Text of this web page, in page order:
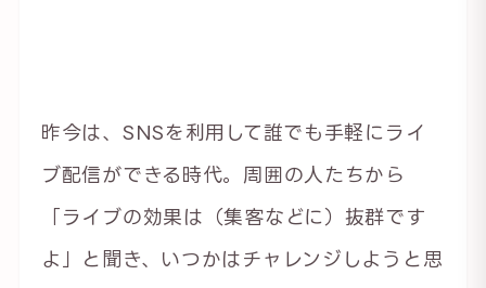
昨今は、SNSを利用して誰でも手軽にライ
ブ配信ができる時代。周囲の人たちから
「ライブの効果は（集客などに）抜群です
よ」と聞き、いつかはチャレンジしようと思